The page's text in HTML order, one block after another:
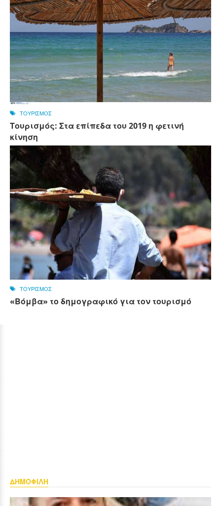
ΤΟΥΡΙΣΜΟΣ
Τουρισμός: Στα επίπεδα του 2019 η φετινή
κίνηση
ΤΟΥΡΙΣΜΟΣ
«Βόμβα» το δημογραφικό για τον τουρισμό
ΔΗΜΟΦΙΛΗ